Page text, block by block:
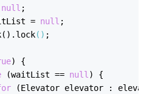
null ;
=
null ;
.lock() ;
) {
(waitList == null ) {
(Elevator elevator :